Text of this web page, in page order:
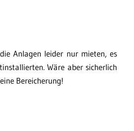
Anlagen leider nur mieten, es
Wäre aber sicherlich
Bereicherung!